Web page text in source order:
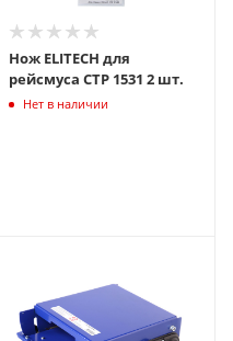
Нож ELITECH для
рейсмуса СТР 1531 2 шт.
Нет в наличии